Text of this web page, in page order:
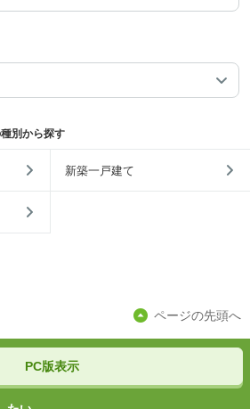
別から探す
新築一戸建て
ページの先頭へ
PC版表示